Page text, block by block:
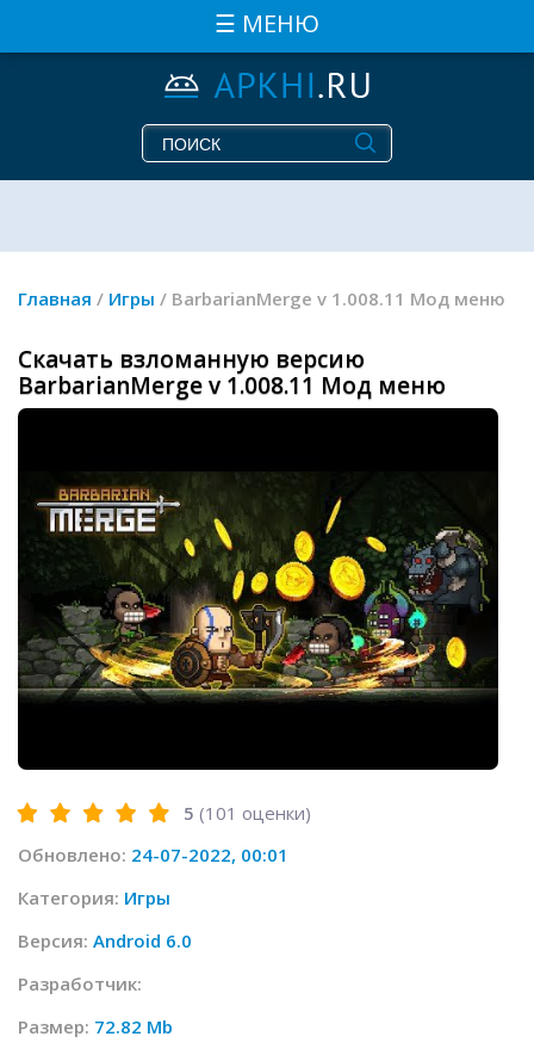
☰ МЕНЮ
Главная / Игры / BarbarianMerge v 1.008.11 Мод меню
Скачать взломанную версию
BarbarianMerge v 1.008.11 Мод меню
5 (101 оценки)
Обновлено: 24-07-2022, 00:01
Категория: Игры
Версия: Android 6.0
Разработчик:
Размер: 72.82 Mb